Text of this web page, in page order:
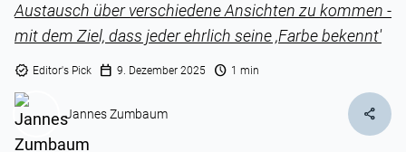
Austausch über verschiedene Ansichten zu kommen -
mit dem Ziel, dass jeder ehrlich seine ,Farbe bekennt'
verified Editor's Pick calendar_today 9. Dezember 2025 schedule 1 min
Jannes Zumbaum share